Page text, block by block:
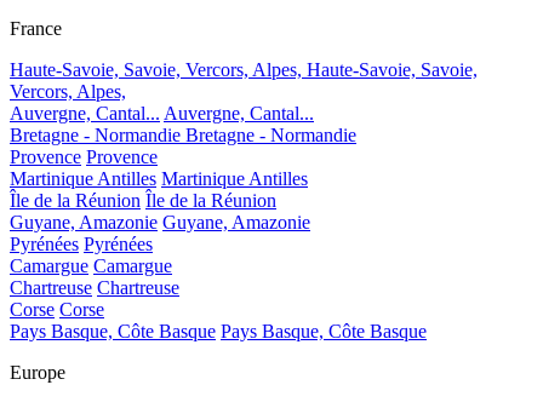
France
Haute-Savoie, Savoie, Vercors, Alpes, Haute-Savoie, Savoie,
Vercors, Alpes,
Auvergne, Cantal... Auvergne, Cantal...
Bretagne - Normandie Bretagne - Normandie
Provence Provence
Martinique Antilles Martinique Antilles
Île de la Réunion Île de la Réunion
Guyane, Amazonie Guyane, Amazonie
Pyrénées Pyrénées
Camargue Camargue
Chartreuse Chartreuse
Corse Corse
Pays Basque, Côte Basque Pays Basque, Côte Basque
Europe